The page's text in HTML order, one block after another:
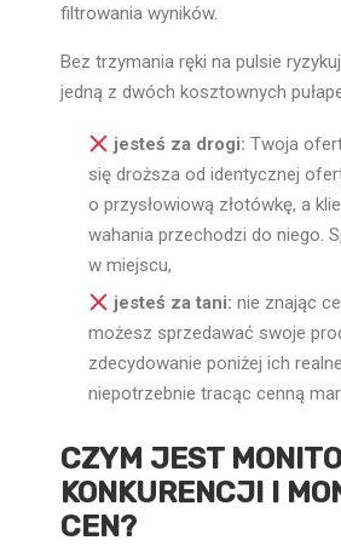
filtrowania wyników.
Bez trzymania ręki na pulsie
jedną z dwóch kosztownych
jesteś za drogi: Twoja
się droższa od identycznej
o przysłowiową złotówkę, a
wahania przechodzi do niego.
w miejscu,
jesteś za tani: nie znając
możesz sprzedawać swoje
zdecydowanie poniżej ich
niepotrzebnie tracąc cenną
CZYM JEST
KONKURENCJI I
CEN?